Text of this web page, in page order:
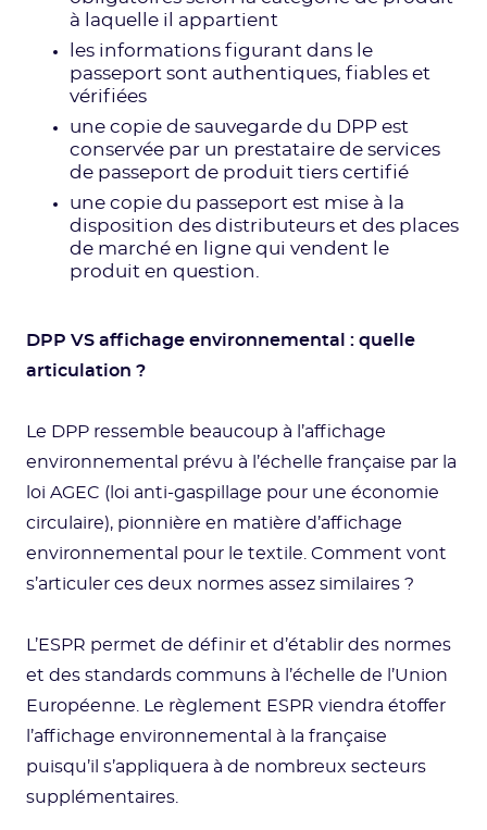
à laquelle il appartient
les informations figurant dans le
passeport sont authentiques, fiables et
vérifiées
une copie de sauvegarde du DPP est
conservée par un prestataire de services
de passeport de produit tiers certifié
une copie du passeport est mise à la
disposition des distributeurs et des places
de marché en ligne qui vendent le
produit en question.
DPP VS affichage environnemental : quelle
articulation ?
Le DPP ressemble beaucoup à l’affichage
environnemental prévu à l’échelle française par la
loi AGEC (loi anti-gaspillage pour une économie
circulaire), pionnière en matière d’affichage
environnemental pour le textile. Comment vont
s’articuler ces deux normes assez similaires ?
L’ESPR permet de définir et d’établir des normes
et des standards communs à l’échelle de l’Union
Européenne. Le règlement ESPR viendra étoffer
l’affichage environnemental à la française
puisqu’il s’appliquera à de nombreux secteurs
supplémentaires.